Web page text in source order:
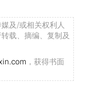
及/或相关权利人
载、摘编、复制及
，获得书面